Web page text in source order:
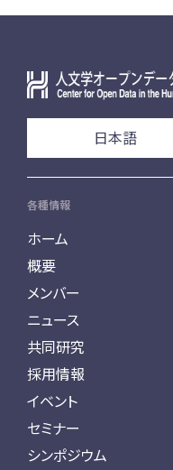
日本語
各種情報
ホーム
概要
メンバー
ニュース
共同研究
採用情報
イベント
セミナー
シンポジウム